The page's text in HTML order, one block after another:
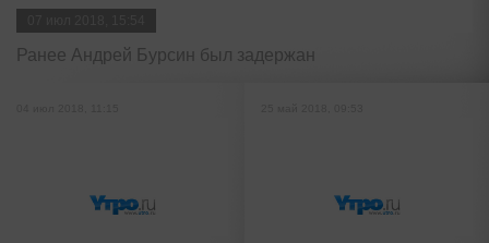
Ранее Андрей Бурсин был задержан